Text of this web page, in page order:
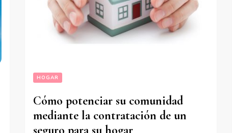
HOGAR
Cómo potenciar su comunidad
mediante la contratación de un